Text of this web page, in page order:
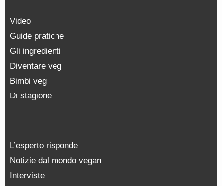
Video
Guide pratiche
Gli ingredienti
Diventare veg
Bimbi veg
Di stagione
L’esperto risponde
Notizie dal mondo vegan
Interviste